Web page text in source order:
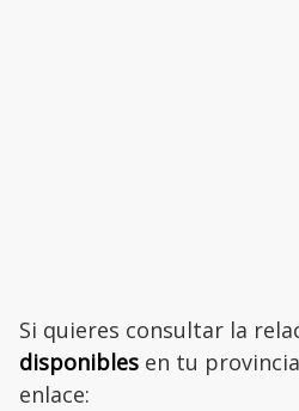
Si quieres consultar la
disponibles en tu
enlace: